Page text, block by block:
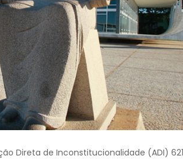
Direta de Inconstitucionalidade (ADI)